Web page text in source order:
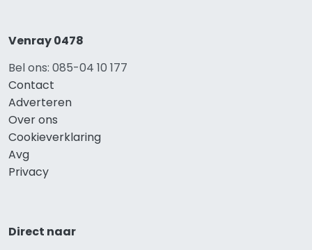
Venray 0478
Bel ons: 085-04 10 177
Contact
Adverteren
Over ons
Cookieverklaring
Avg
Privacy
Direct naar